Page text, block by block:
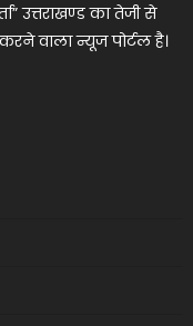
उत्तराखण्ड का तेजी से
वाला न्यूज पोर्टल है।